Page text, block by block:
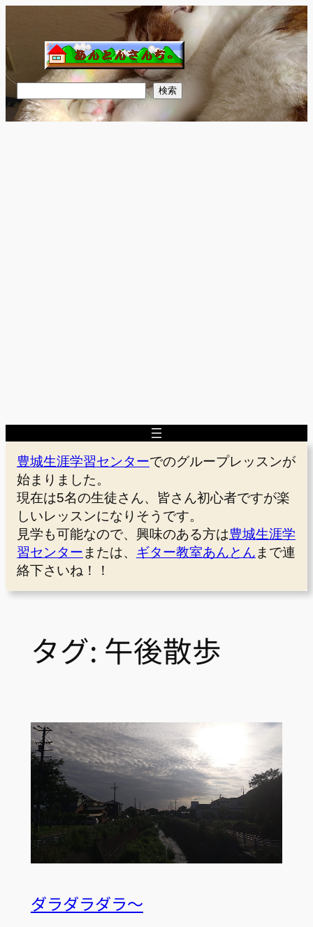
を
ス
キ
ッ
プ
索
検索
豊城生涯学習センターでのグループレッスンが
始まりました。
現在は5名の生徒さん、皆さん初心者ですが楽
しいレッスンになりそうです。
見学も可能なので、興味のある方は豊城生涯学
習センター または、 ギター教室あんとん まで連
絡下さいね！！
タグ: 午後散歩
ダラダラダラ～